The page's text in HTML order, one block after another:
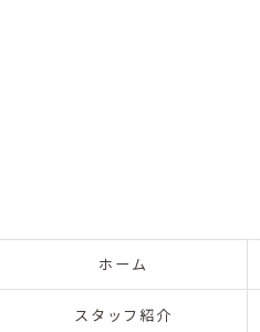
ホーム
スタッフ紹介